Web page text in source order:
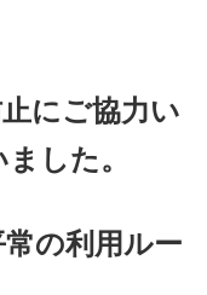
にご協力い
した。
の利用ルー